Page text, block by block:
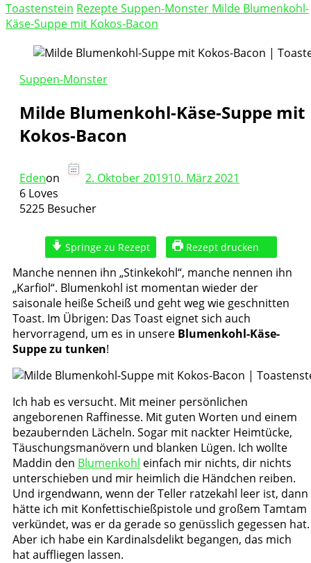
Toastenstein.com
vegan food blog
Toastenstein RezepteSuppen-Monster Milde Blumenkohl-
Käse-Suppe mit Kokos-Bacon
Suppen-Monster
Milde Blumenkohl-Käse-Suppe mit
Kokos-Bacon
Edenon 2. Oktober 201910. März 2021
6 Loves
5225 Besucher
Springe zu Rezept Rezept drucken
Manche nennen ihn „Stinkekohl“, manche nennen ihn
„Karfiol“. Blumenkohl ist momentan wieder der
saisonale heiße Scheiß und geht weg wie geschnitten
Toast. Im Übrigen: Das Toast eignet sich auch
hervorragend, um es in unsere Blumenkohl-Käse-
Suppe zu tunken!
Ich hab es versucht. Mit meiner persönlichen
angeborenen Raffinesse. Mit guten Worten und einem
bezaubernden Lächeln. Sogar mit nackter Heimtücke,
Täuschungsmanövern und blanken Lügen. Ich wollte
Maddin den Blumenkohl einfach mir nichts, dir nichts
unterschieben und mir heimlich die Händchen reiben.
Und irgendwann, wenn der Teller ratzekahl leer ist, dann
hätte ich mit Konfettischießpistole und großem Tamtam
verkündet, was er da gerade so genüsslich gegessen hat.
Aber ich habe ein Kardinalsdelikt begangen, das mich
hat auffliegen lassen.